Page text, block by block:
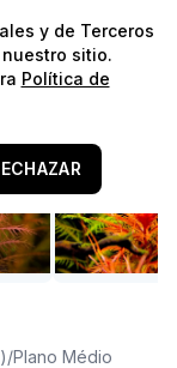
a 60€!*⭐️
/Plano Médio
y de Terceros
sitio.
Política de